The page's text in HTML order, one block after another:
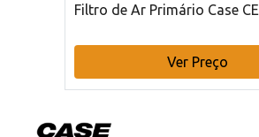
Filtro de Ar Primário Case CE
Ver Preço